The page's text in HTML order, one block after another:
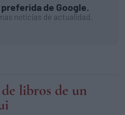
de Google.
noticias de actualidad.
libros de un